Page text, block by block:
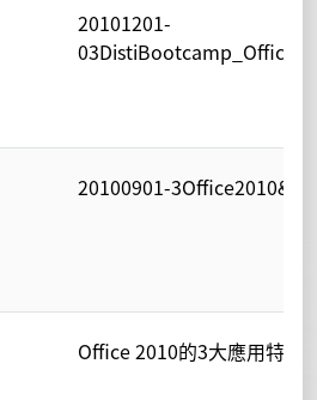
20101201-
20100901-
Office 2010的3大應用特色